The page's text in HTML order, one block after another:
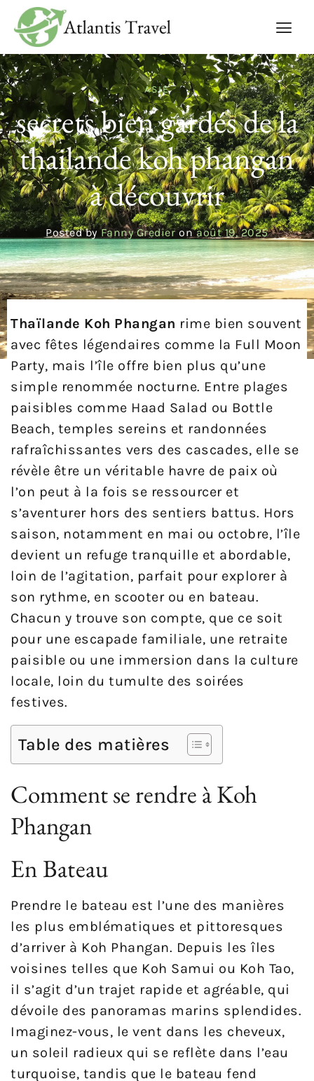
ASIE
secrets bien gardés de la
thailande koh phangan
à découvrir
Posted by Fanny Gredier on août 19, 2025
Thaïlande Koh Phangan rime bien souvent
avec fêtes légendaires comme la Full Moon
Party, mais l’île offre bien plus qu’une
simple renommée nocturne. Entre plages
paisibles comme Haad Salad ou Bottle
Beach, temples sereins et randonnées
rafraîchissantes vers des cascades, elle se
révèle être un véritable havre de paix où
l’on peut à la fois se ressourcer et
s’aventurer hors des sentiers battus. Hors
saison, notamment en mai ou octobre, l’île
devient un refuge tranquille et abordable,
loin de l’agitation, parfait pour explorer à
son rythme, en scooter ou en bateau.
Chacun y trouve son compte, que ce soit
pour une escapade familiale, une retraite
paisible ou une immersion dans la culture
locale, loin du tumulte des soirées
festives.
Table des matières
Comment se rendre à Koh
Phangan
En Bateau
Prendre le bateau est l’une des manières
les plus emblématiques et pittoresques
d’arriver à Koh Phangan. Depuis les îles
voisines telles que Koh Samui ou Koh Tao,
il s’agit d’un trajet rapide et agréable, qui
dévoile des panoramas marins splendides.
Imaginez-vous, le vent dans les cheveux,
un soleil radieux qui se reflète dans l’eau
turquoise, tandis que le bateau fend